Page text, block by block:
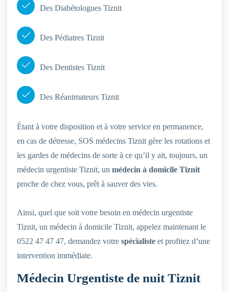
Des Diabétologues Tiznit
Des Pédiatres Tiznit
Des Dentistes Tiznit
Des Réanimateurs Tiznit
Étant à votre disposition et à votre service en permanence,
en cas de détresse, SOS médecins Tiznit gère les rotations et
les gardes de médecins de sorte à ce qu’il y ait, toujours, un
médecin urgentiste Tiznit, un médecin à domicile Tiznit
proche de chez vous, prêt à sauver des vies.
Ainsi, quel que soit votre besoin en médecin urgentiste
Tiznit, un médecin à domicile Tiznit, appelez maintenant le
0522 47 47 47, demandez votre spécialiste et profitez d’une
intervention immédiate.
Médecin Urgentiste de nuit Tiznit